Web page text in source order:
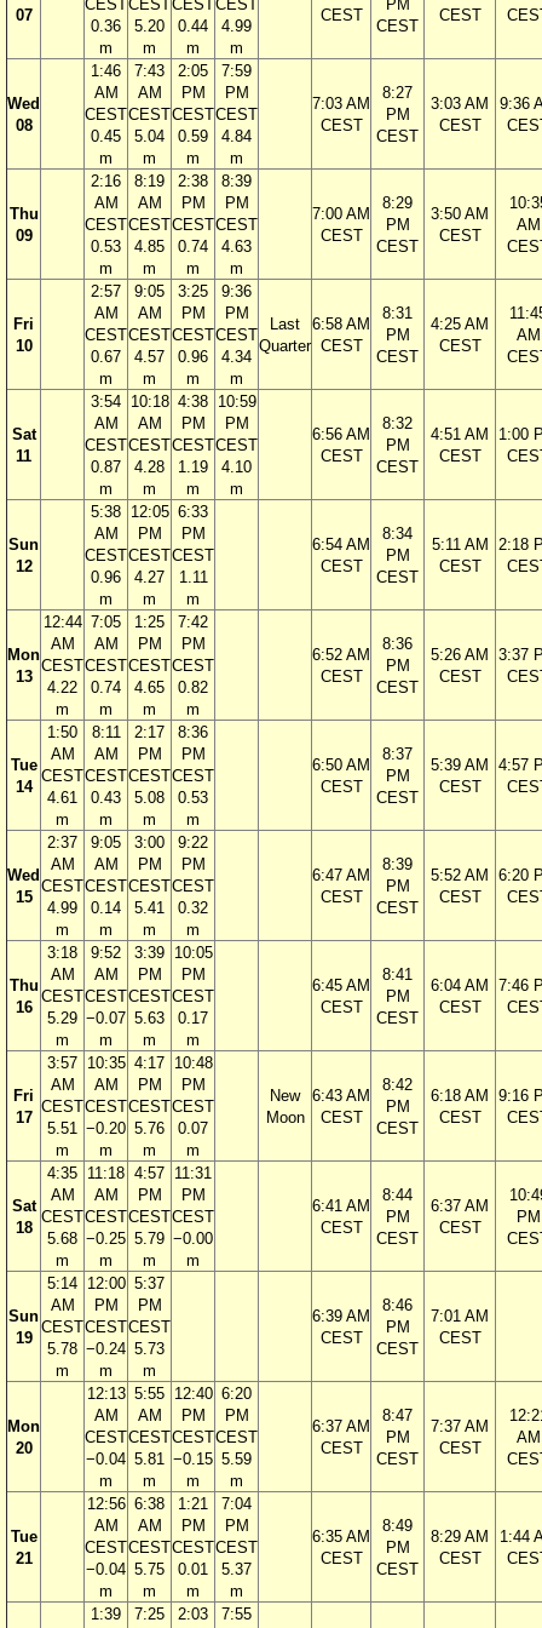
07
CEST
0.36
m
CEST
5.20
m
CEST
0.44
m
CEST
4.99
m
CEST
PM
CEST
CEST
Wed
08
1:46
AM
CEST
0.45
m
7:43
AM
CEST
5.04
m
2:05
PM
CEST
0.59
m
7:59
PM
CEST
4.84
m
7:03 AM
CEST
8:27
PM
CEST
3:03 AM
CEST
9:36
Thu
09
2:16
AM
CEST
0.53
m
8:19
AM
CEST
4.85
m
2:38
PM
CEST
0.74
m
8:39
PM
CEST
4.63
m
7:00 AM
CEST
8:29
PM
CEST
3:50 AM
CEST
AM
Fri
10
2:57
AM
CEST
0.67
m
9:05
AM
CEST
4.57
m
3:25
PM
CEST
0.96
m
9:36
PM
CEST
4.34
m
Last
Quarter
6:58 AM
CEST
8:31
PM
CEST
4:25 AM
CEST
AM
Sat
11
3:54
AM
CEST
0.87
m
10:18
AM
CEST
4.28
m
4:38
PM
CEST
1.19
m
10:59
PM
CEST
4.10
m
6:56 AM
CEST
8:32
PM
CEST
4:51 AM
CEST
1:00
Sun
12
5:38
AM
CEST
0.96
m
12:05
PM
CEST
4.27
m
6:33
PM
CEST
1.11
m
6:54 AM
CEST
8:34
PM
CEST
5:11 AM
CEST
2:18
Mon
13
12:44
AM
CEST
4.22
m
7:05
AM
CEST
0.74
m
1:25
PM
CEST
4.65
m
7:42
PM
CEST
0.82
m
6:52 AM
CEST
8:36
PM
CEST
5:26 AM
CEST
3:37
Tue
14
1:50
AM
CEST
4.61
m
8:11
AM
CEST
0.43
m
2:17
PM
CEST
5.08
m
8:36
PM
CEST
0.53
m
6:50 AM
CEST
8:37
PM
CEST
5:39 AM
CEST
4:57
Wed
15
2:37
AM
CEST
4.99
m
9:05
AM
CEST
0.14
m
3:00
PM
CEST
5.41
m
9:22
PM
CEST
0.32
m
6:47 AM
CEST
8:39
PM
CEST
5:52 AM
CEST
6:20
Thu
16
3:18
AM
CEST
5.29
m
9:52
AM
CEST
−0.07
m
3:39
PM
CEST
5.63
m
10:05
PM
CEST
0.17
m
6:45 AM
CEST
8:41
PM
CEST
6:04 AM
CEST
7:46
Fri
17
3:57
AM
CEST
5.51
m
10:35
AM
CEST
−0.20
m
4:17
PM
CEST
5.76
m
10:48
PM
CEST
0.07
m
New
Moon
6:43 AM
CEST
8:42
PM
CEST
6:18 AM
CEST
9:16
Sat
18
4:35
AM
CEST
5.68
m
11:18
AM
CEST
−0.25
m
4:57
PM
CEST
5.79
m
11:31
PM
CEST
−0.00
m
6:41 AM
CEST
8:44
PM
CEST
6:37 AM
CEST
PM
Sun
19
5:14
AM
CEST
5.78
m
12:00
PM
CEST
−0.24
m
5:37
PM
CEST
5.73
m
6:39 AM
CEST
8:46
PM
CEST
7:01 AM
CEST
Mon
20
12:13
AM
CEST
−0.04
m
5:55
AM
CEST
5.81
m
12:40
PM
CEST
−0.15
m
6:20
PM
CEST
5.59
m
6:37 AM
CEST
8:47
PM
CEST
7:37 AM
CEST
AM
Tue
21
12:56
AM
CEST
−0.04
m
6:38
AM
CEST
5.75
m
1:21
PM
CEST
0.01
m
7:04
PM
CEST
5.37
m
6:35 AM
CEST
8:49
PM
CEST
8:29 AM
CEST
1:44
1:39
7:25
2:03
7:55